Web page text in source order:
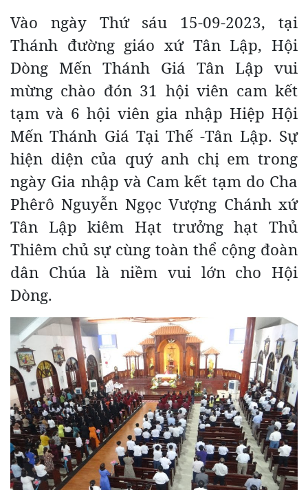
Vào ngày Thứ sáu 15-09-2023, tại
Thánh đường giáo xứ Tân Lập, Hội
Dòng Mến Thánh Giá Tân Lập vui
mừng chào đón 31 hội viên cam kết
tạm và 6 hội viên gia nhập Hiệp Hội
Mến Thánh Giá Tại Thế -Tân Lập. Sự
hiện diện của quý anh chị em trong
ngày Gia nhập và Cam kết tạm do Cha
Phêrô Nguyễn Ngọc Vượng Chánh xứ
Tân Lập kiêm Hạt trưởng hạt Thủ
Thiêm chủ sự cùng toàn thể cộng đoàn
dân Chúa là niềm vui lớn cho Hội
Dòng.